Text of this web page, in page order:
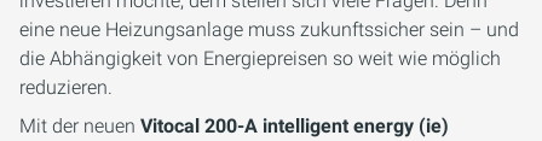
eine neue Heizungsanlage muss zukunftssicher sein – und
die Abhängigkeit von Energiepreisen so weit wie möglich
reduzieren.
Mit der neuen Vitocal 200-A intelligent energy (ie)